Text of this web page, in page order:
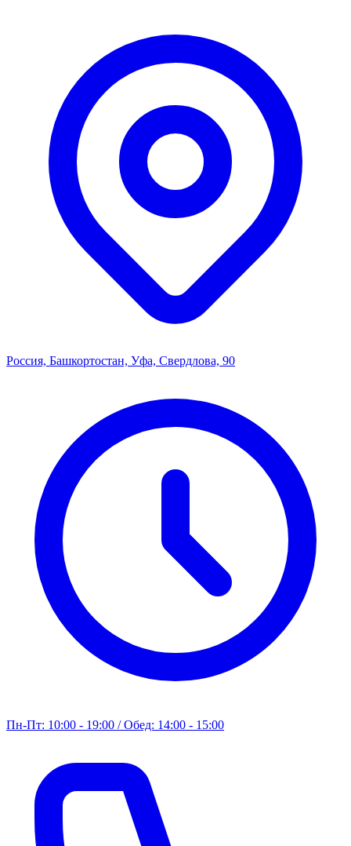
Россия, Башкортостан, Уфа, Свердлова, 90
Пн-Пт: 10:00 - 19:00 / Обед: 14:00 - 15:00